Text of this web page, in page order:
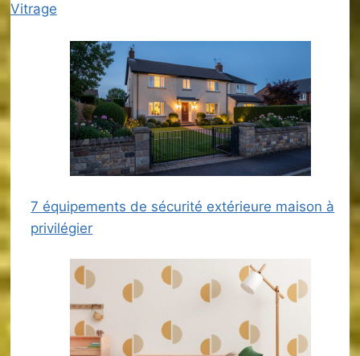
Vitrage
7 équipements de sécurité extérieure maison à
privilégier